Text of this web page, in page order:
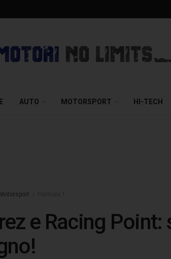
AUTO MOTORSPORT HI-TECH
Motorsport
e Racing